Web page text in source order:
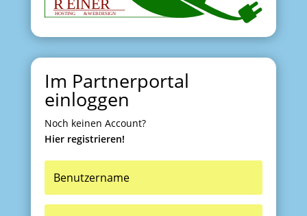
Im Partnerportal
einloggen
Noch keinen Account?
Hier registrieren!